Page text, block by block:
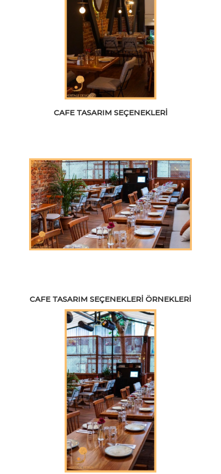
CAFE TASARIM SEÇENEKLERI
CAFE TASARIM SEÇENEKLERI ÖRNEKLERI